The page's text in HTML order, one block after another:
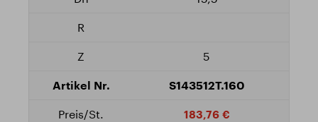
5
S143512T.160
183,76 €